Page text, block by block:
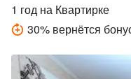
1 год на Квартирке
30% вернётся